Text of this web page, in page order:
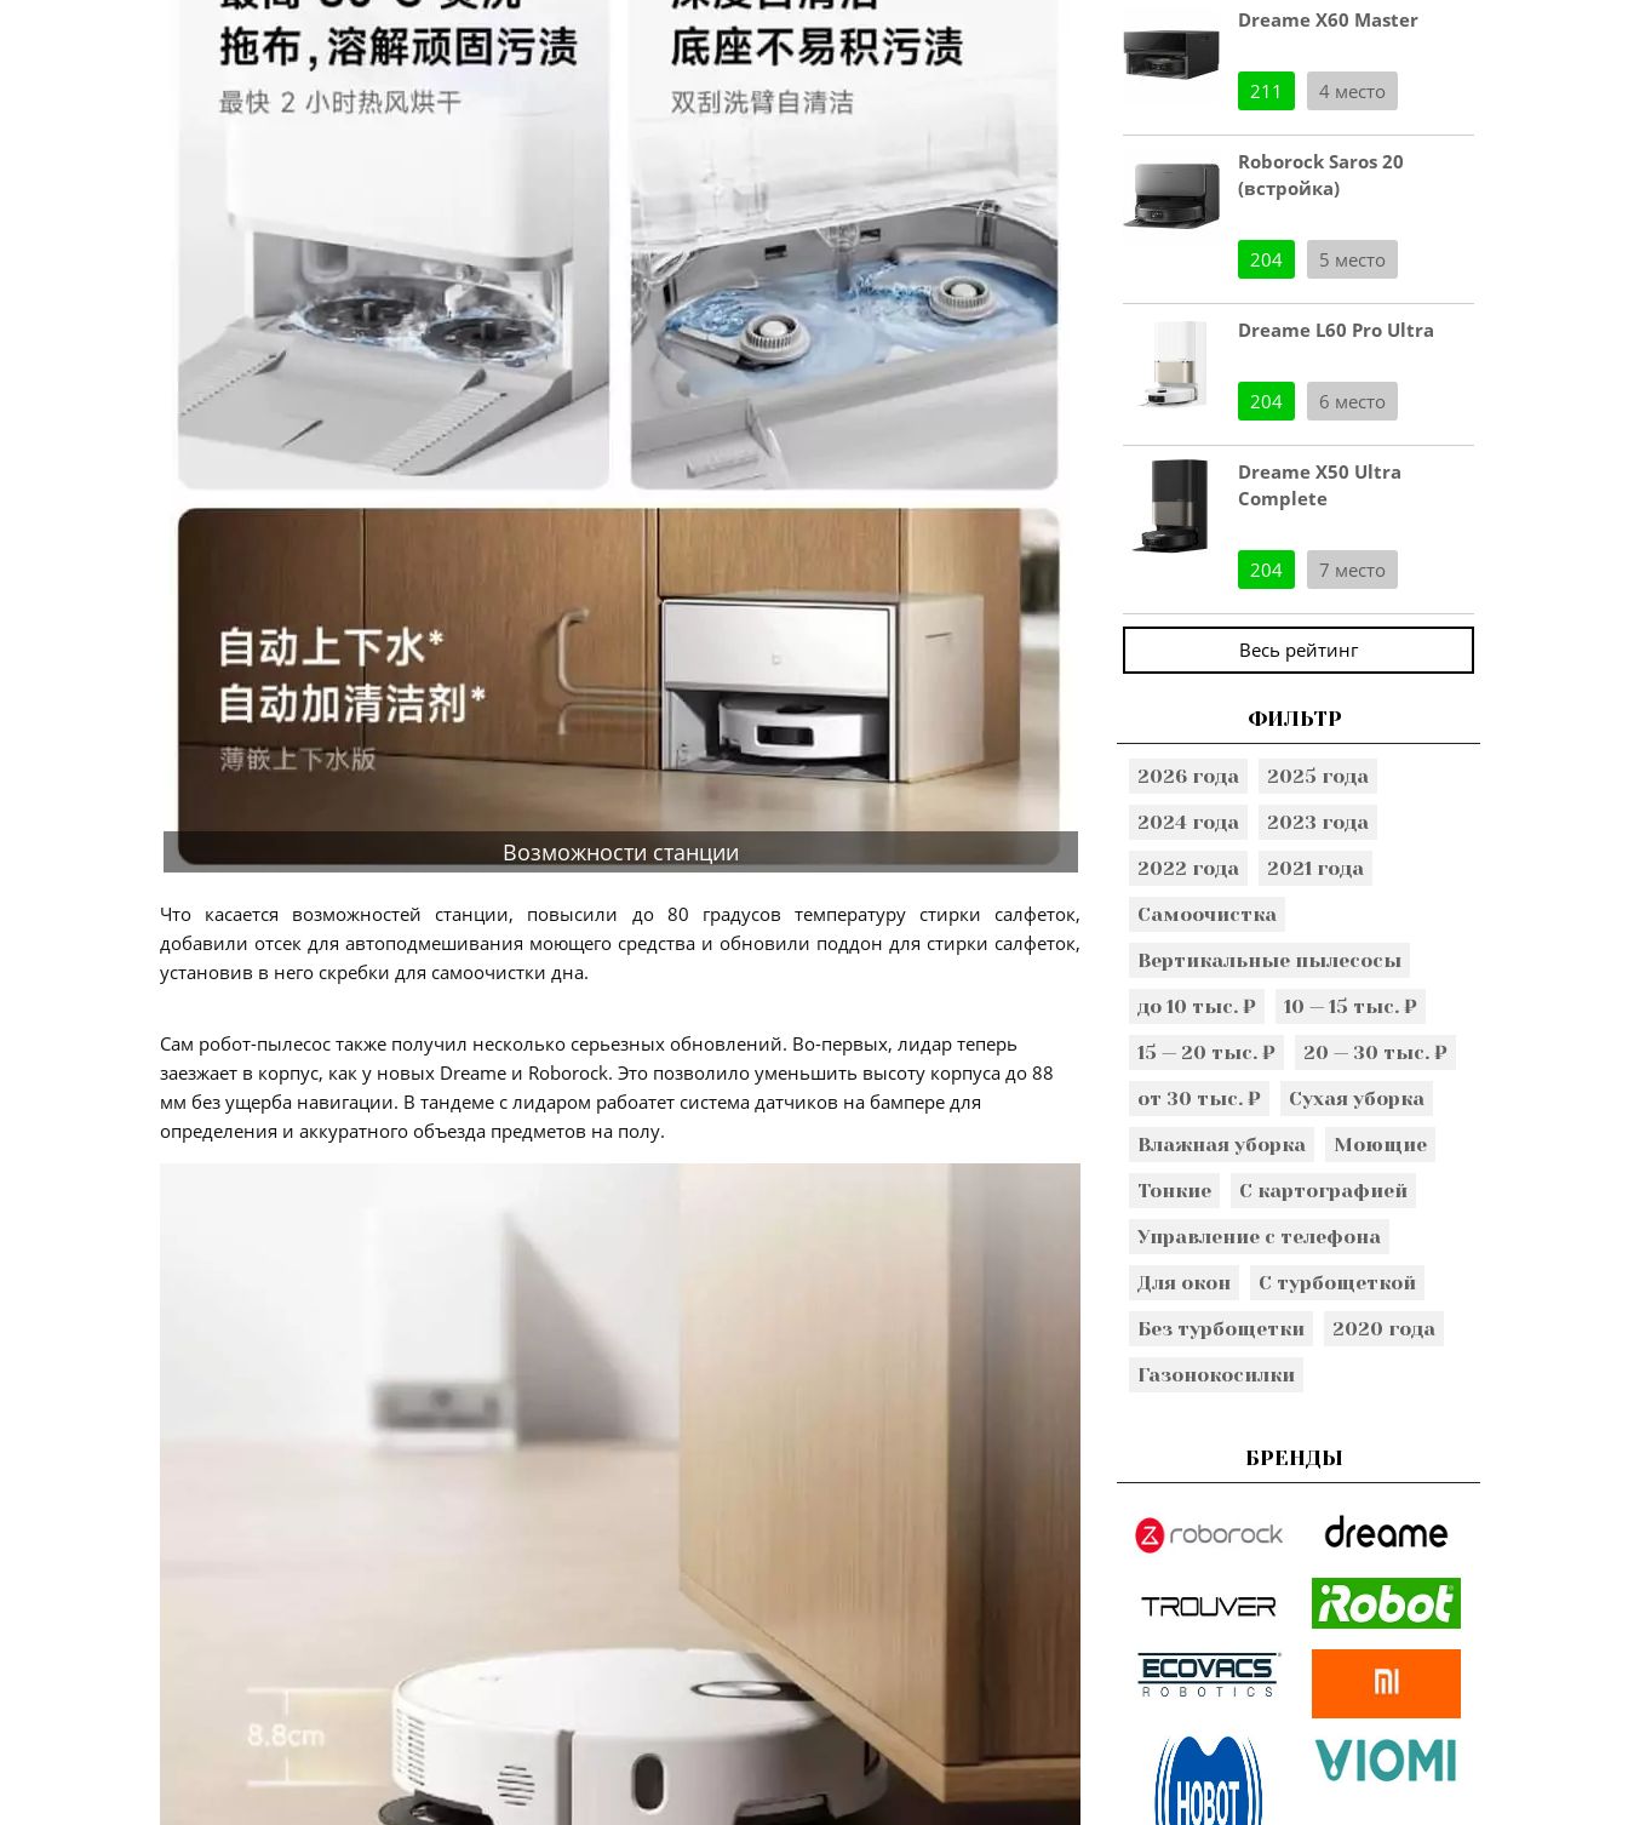
Возможности станции
Что касается возможностей станции, повысили до 80 градусов температуру стирки салфеток,
добавили отсек для автоподмешивания моющего средства и обновили поддон для стирки салфеток,
установив в него скребки для самоочистки дна.
Сам робот-пылесос также получил несколько серьезных обновлений. Во-первых, лидар теперь
заезжает в корпус, как у новых Dreame и Roborock. Это позволило уменьшить высоту корпуса до 88
мм без ущерба навигации. В тандеме с лидаром рабоатет система датчиков на бампере для
определения и аккуратного объезда предметов на полу.
Dreame X60 Master
211 4 место
Roborock Saros 20
(встройка)
204 5 место
Dreame L60 Pro Ultra
204 6 место
Dreame X50 Ultra
Complete
204 7 место
Весь рейтинг
ФИЛЬТР
2026 года
2025 года
2024 года
2023 года
2022 года
2021 года
Самоочистка
Вертикальные пылесосы
до 10 тыс. ₽
10 — 15 тыс. ₽
15 — 20 тыс. ₽
20 — 30 тыс. ₽
от 30 тыс. ₽
Сухая уборка
Влажная уборка
Моющие
Тонкие
С картографией
Управление с телефона
Для окон
С турбощеткой
Без турбощетки
2020 года
Газонокосилки
БРЕНДЫ